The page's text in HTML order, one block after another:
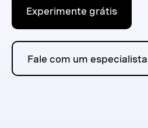
Experimente grátis
Fale com um especialista